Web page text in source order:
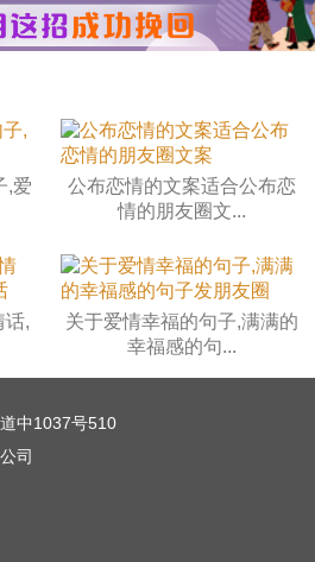
,爱
公布恋情的文案适合公布恋
情的朋友圈文...
话,
关于爱情幸福的句子,满满的
幸福感的句...
中1037号510
司